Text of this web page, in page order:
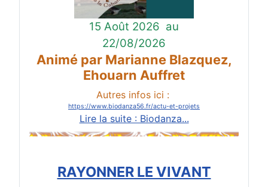
15 Août 2026 au
22/08/2026
Animé par Marianne Blazquez,
Ehouarn Auffret
Autres infos ici :
https://www.biodanza56.fr/actu-et-projets
Lire la suite : Biodanza...
RAYONNER LE VIVANT